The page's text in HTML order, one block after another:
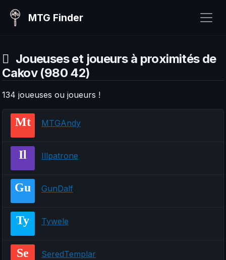
MTG Finder
Joueuses et joueurs à proximités de
Cakov (980 42)
134 joueuses ou joueurs !
Mt MTGAndy
Il Illpatrone
Gu GunDalf
Ty Tywele
Se SeredTemplar